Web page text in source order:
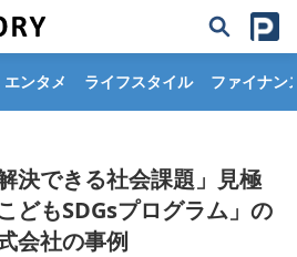
エンタメ ライフスタイル ファイナン
決できる社会課題」見極
どもSDGsプログラム」の
会社の事例